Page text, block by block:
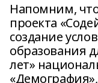
Напомним,
проекта
создание
образования
лет»